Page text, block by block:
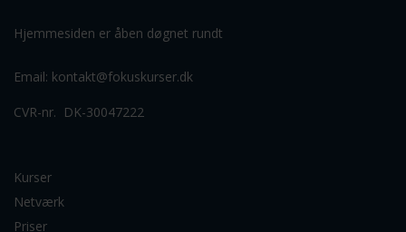
Hjemmesiden er åben døgnet rundt
Email: kontakt@fokuskurser.dk
CVR-nr. DK-30047222
Kurser
Netværk
Priser